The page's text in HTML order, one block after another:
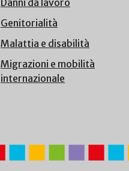
Genitorialità
Malattia e disabilità
Migrazioni e mobilità
internazionale